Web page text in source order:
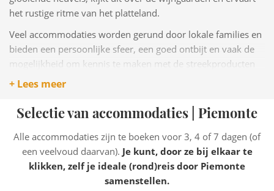
het rustige ritme van het platteland.
Veel accommodaties worden gerund door lokale families en
bieden een persoonlijke sfeer, een goed ontbijt en vaak de
mogelijkheid om kennis te maken met de streekproducten
en wijnen uit de omgeving.
+ Lees meer
Selectie van accommodaties | Piemonte
Alle accommodaties zijn te boeken voor 3, 4 of 7 dagen (of
een veelvoud daarvan). Je kunt, door ze bij elkaar te
klikken, zelf je ideale (rond)reis door Piemonte
samenstellen.